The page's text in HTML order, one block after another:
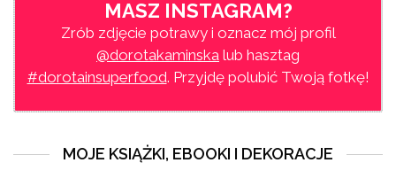
MASZ INSTAGRAM?
Zrób zdjęcie potrawy i oznacz mój profil
@dorotakaminska lub hasztag
#dorotainsuperfood. Przyjdę polubić Twoją fotkę!
MOJE KSIĄŻKI, EBOOKI I DEKORACJE